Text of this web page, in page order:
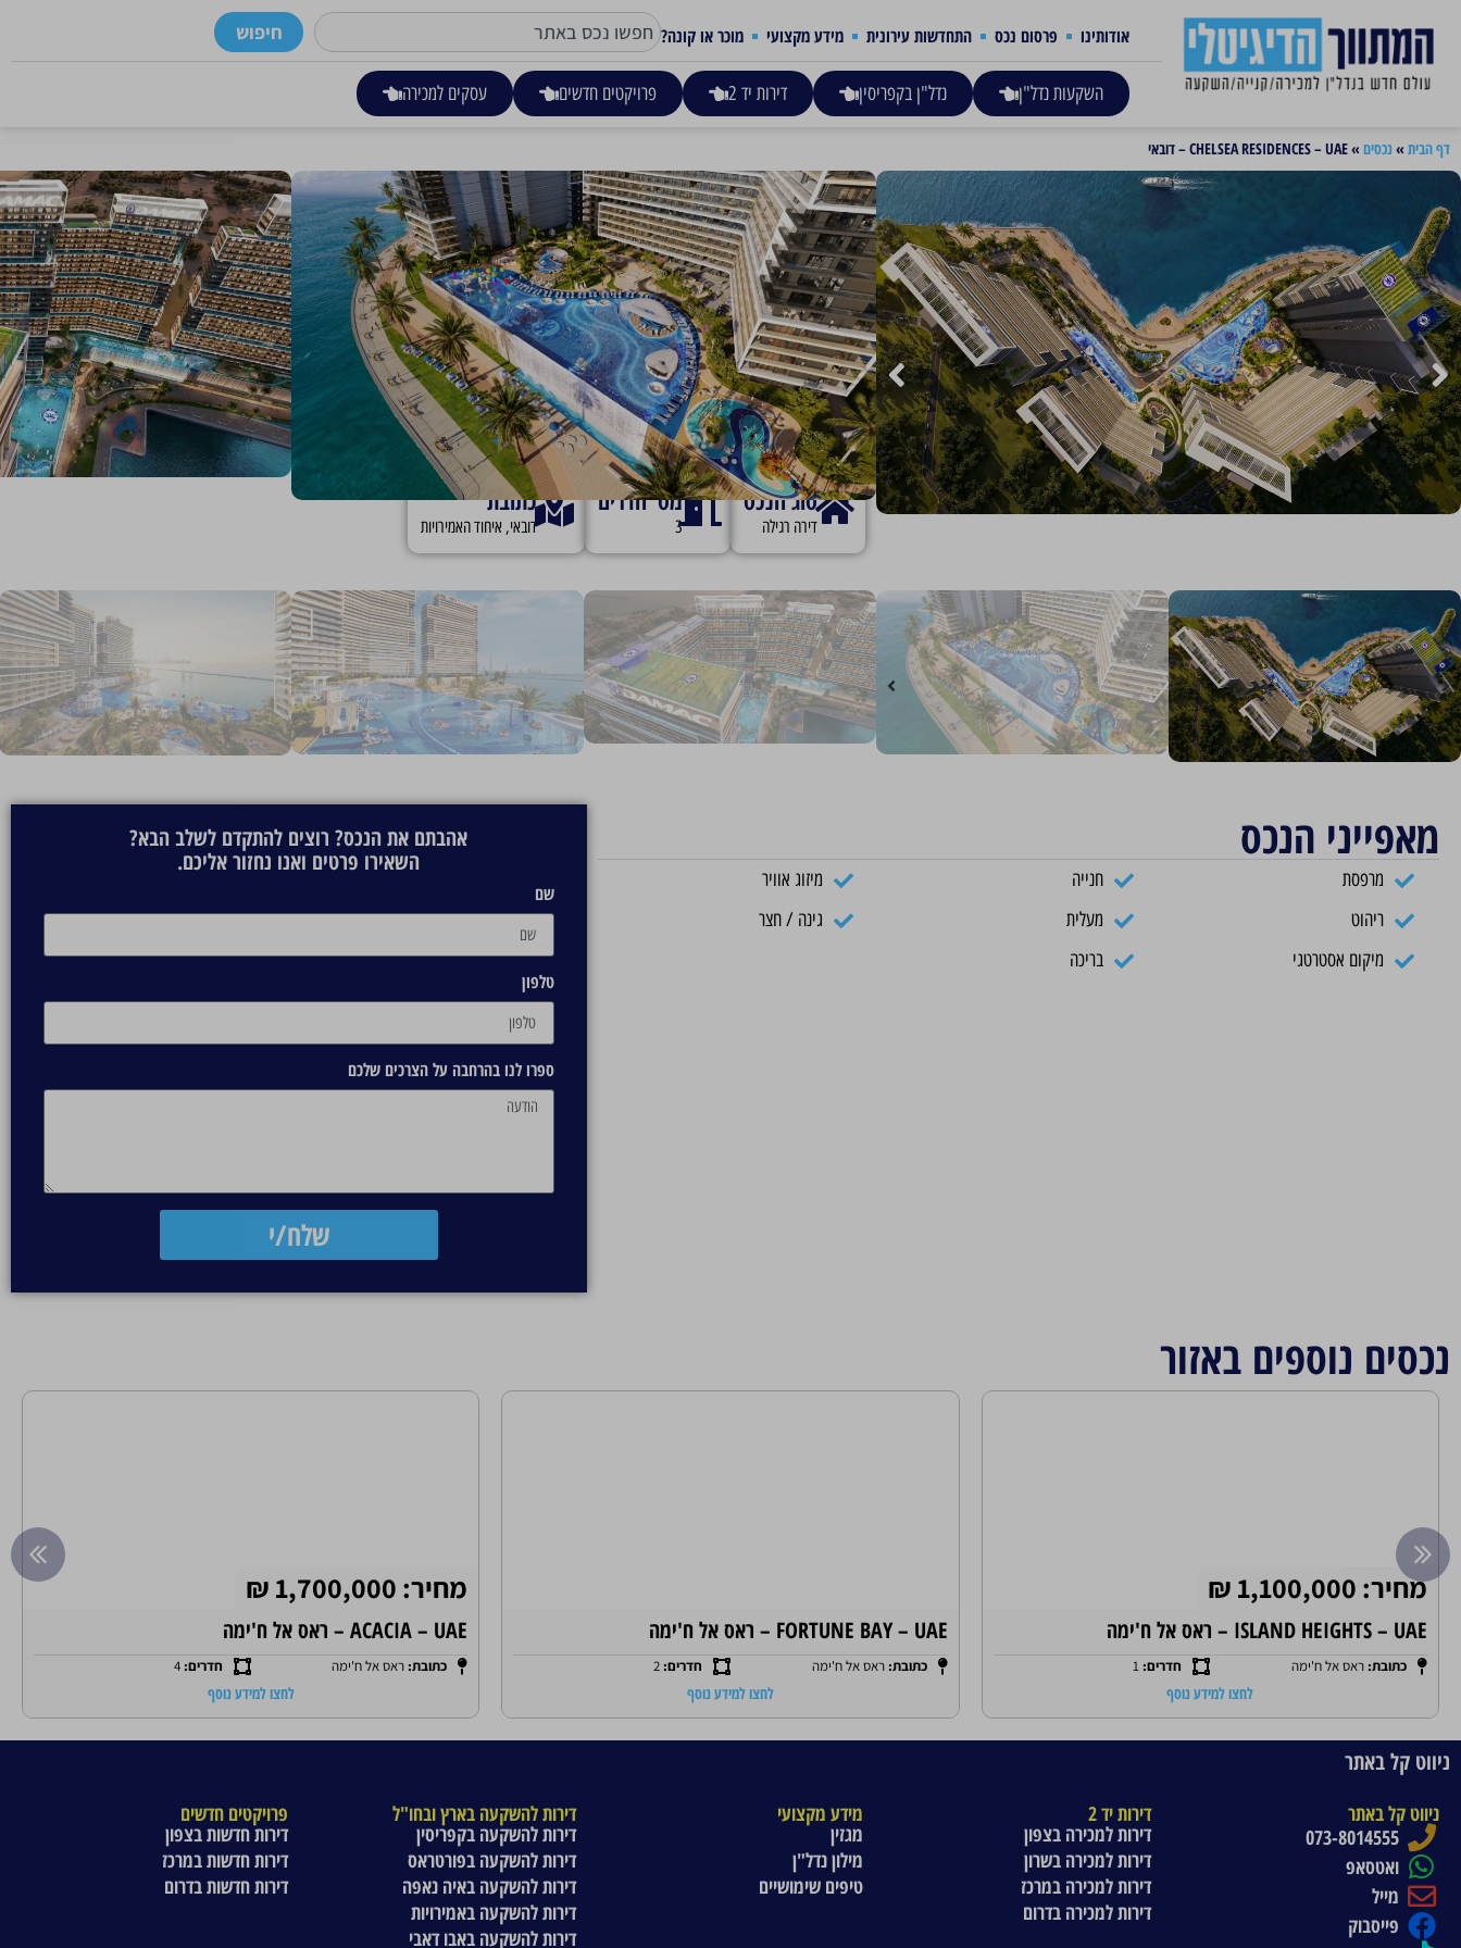
אודותינו פרסום נכס התחדשות עירונית מידע מקצועי מוכר או קונה? חיפוש
השקעות נדל"ן נדל"ן בקפריסין דירות יד 2 פרויקטים חדשים עסקים למכירה
דף הבית »נכסים »CHELSEA RESIDENCES – UAE – דובאי
CHELSEA RESIDENCES – UAE – דובאי
2,170,000
דירת חדר שינה אחד החל מ-2.17 מיליון
דירת 2 חדרי שינה החל מ-3.13 מיליון
דירת 3 חדרי שינה החל מ-4.94 מיליון
המגדלים הם זיקוק של מהותה של צ'לסי – התשוקה, הגאווה והמטרה שלה, והם באים לחיים בצורה היוקרתית והעל-זמנית ביותר שאפשר. כל אחד
מהמגדלים מטשטש את הגבול בין עירוני עכשווי לבין מגורים מפנקים בסגנון נופש על קו המים, כפי שלא היה מעולם. הגישה האדריכלית החדשנית
שלנו משקפת את הקרירות שאין לטעות בה של עיר הולדתה של צ'לסי, לונדון, כמו גם את אופייה החדשני של דובאי, ויוצרת איזון הרמוני בין שלווה
לאנרגיה.
ששת המגדלים של צ'לסי רזידנסס מבית DAMAC הם השתקפות עירונית עכשווית של שוניות אלמוגים, שעוצבו כדי להדהד את התוססות השופעת של
החיים התת-ימיים ואת רוח מועדון הכדורגל הנושא את אותו שם. ברחבי המגדלים והמתקנים הרבים שלהם, הדיירים יוקסמו ממגוון הזדמנויות לבריאות,
כושר ואוכל, לפני שייסוגו לדירת חדר שינה אחד, שניים או שלושה שעוצבה בתבונה.
למה דובאי, למה צ'לסי רזידנסס של דמאק?
עם מיקום מעורר קנאה בין המורשת של דובאי לעתידה, Chelsea Residences by DAMAC נהנית מהטוב שבכל העולמות – מיקום מדהים, כלכלה
יציבה והזדמנויות מדהימות למשקיעים ולמשתמשי קצה כאחד.
100% פטור ממס
קרא עוד
סוג הנכס
דירה רגילה
מס' חדרים
3
כתובת
דובאי, איחוד האמירויות
מאפייני הנכס
מרפסת חנייה
מיזוג אוויר
ריהוט
מעלית
גינה / חצר
מיקום אסטרטגי
בריכה
אהבתם את הנכס? רוצים להתקדם לשלב הבא?
השאירו פרטים ואנו נחזור אליכם.
שם
טלפון
ספרו לנו בהרחבה על הצרכים שלכם
שלח/י
נכסים נוספים באזור
מחיר: 1,100,000 ₪
ISLAND HEIGHTS – UAE – ראס אל ח'ימה
כתובת: ראס אל ח'ימה חדרים: 1
לחצו למידע נוסף
FORTUNE BAY – UAE – ראס אל ח'ימה
כתובת:ראס אל ח'ימה חדרים: 2
לחצו למידע נוסף
מחיר: 1,700,000 ₪
ACACIA – UAE – ראס אל ח'ימה
כתובת: ראס אל ח'ימה חדרים:4
לחצו למידע נוסף
ניווט קל באתר
ניווט קל באתר
073-8014555
ואטסאפ
מייל
פייסבוק
דירות יד 2
דירות למכירה בצפון
דירות למכירה בשרון
דירות למכירה במרכז
דירות למכירה בדרום
מידע מקצועי
מגזין
מילון נדל"ן
טיפים שימושיים
דירות להשקעה בארץ ובחו"ל
דירות להשקעה בקפריסין
דירות להשקעה בפורטראס
דירות להשקעה באיה נאפה
דירות להשקעה באמירויות
דירות להשקעה באבו דאבי
פרויקטים חדשים
דירות חדשות בצפון
דירות חדשות במרכז
דירות חדשות בדרום